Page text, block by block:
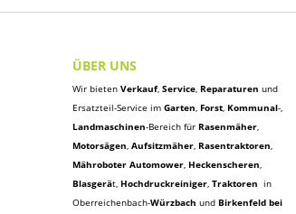
ÜBER UNS
Wir bieten Verkauf, Service, Reparaturen und
Ersatzteil-Service im Garten, Forst, Kommunal-,
Landmaschinen-Bereich für Rasenmäher,
Motorsägen, Aufsitzmäher, Rasentraktoren,
Mähroboter Automower, Heckenscheren,
Blasgerät, Hochdruckreiniger, Traktoren in
Oberreichenbach-Würzbach und Birkenfeld bei